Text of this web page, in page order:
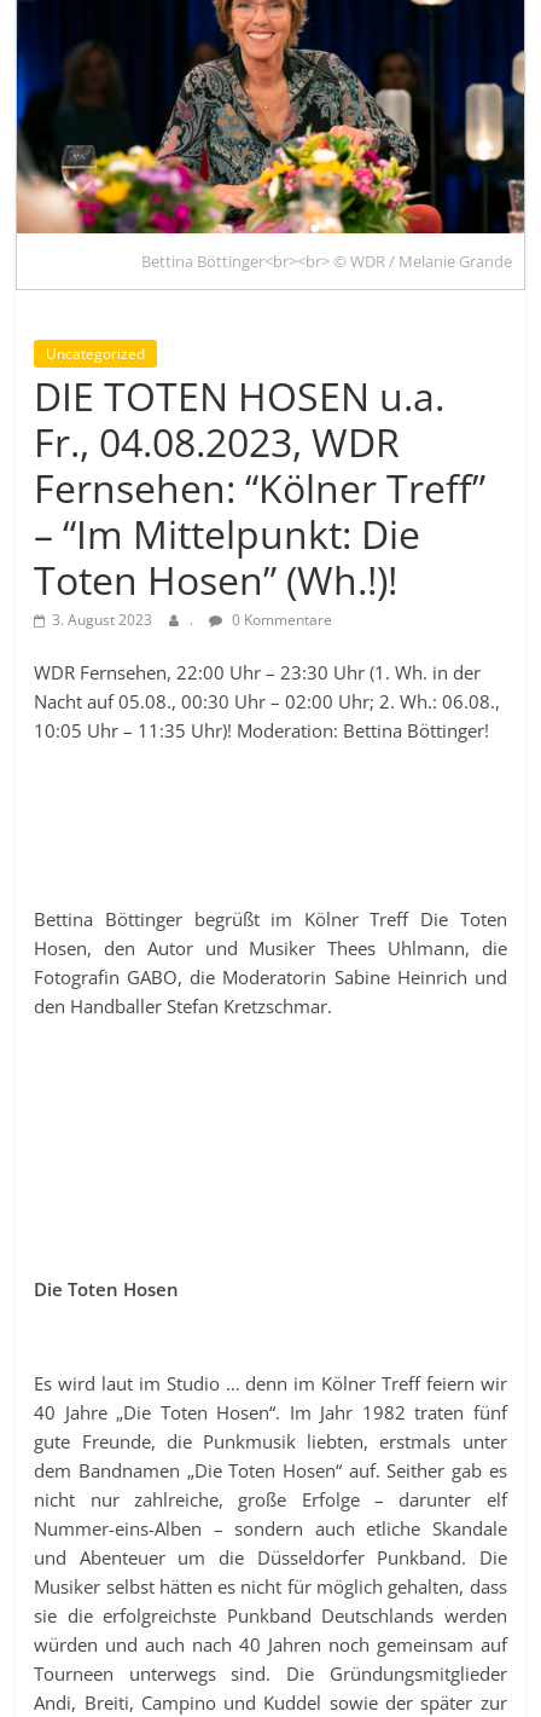
Bettina Böttinger<br><br> © WDR / Melanie Grande
Uncategorized
DIE TOTEN HOSEN u.a.
Fr., 04.08.2023, WDR
Fernsehen: “Kölner Treff”
– “Im Mittelpunkt: Die
Toten Hosen” (Wh.!)!
3. August 2023 . 0 Kommentare
WDR Fernsehen, 22:00 Uhr – 23:30 Uhr (1. Wh. in der
Nacht auf 05.08., 00:30 Uhr – 02:00 Uhr; 2. Wh.: 06.08.,
10:05 Uhr – 11:35 Uhr)! Moderation: Bettina Böttinger!
Bettina Böttinger begrüßt im Kölner Treff Die Toten
Hosen, den Autor und Musiker Thees Uhlmann, die
Fotografin GABO, die Moderatorin Sabine Heinrich und
den Handballer Stefan Kretzschmar.
Die Toten Hosen
Es wird laut im Studio … denn im Kölner Treff feiern wir
40 Jahre „Die Toten Hosen“. Im Jahr 1982 traten fünf
gute Freunde, die Punkmusik liebten, erstmals unter
dem Bandnamen „Die Toten Hosen“ auf. Seither gab es
nicht nur zahlreiche, große Erfolge – darunter elf
Nummer-eins-Alben – sondern auch etliche Skandale
und Abenteuer um die Düsseldorfer Punkband. Die
Musiker selbst hätten es nicht für möglich gehalten, dass
sie die erfolgreichste Punkband Deutschlands werden
würden und auch nach 40 Jahren noch gemeinsam auf
Tourneen unterwegs sind. Die Gründungsmitglieder
Andi, Breiti, Campino und Kuddel sowie der später zur